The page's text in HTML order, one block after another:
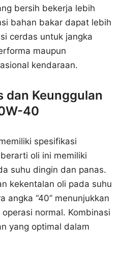
bersih bekerja lebih
bahan bakar dapat lebih
cerdas untuk jangka
maupun
kendaraan.
dan Keunggulan
40
spesifikasi
oli ini memiliki
suhu dingin dan panas.
kekentalan oli pada suhu
angka “40” menunjukkan
normal. Kombinasi
yang optimal dalam